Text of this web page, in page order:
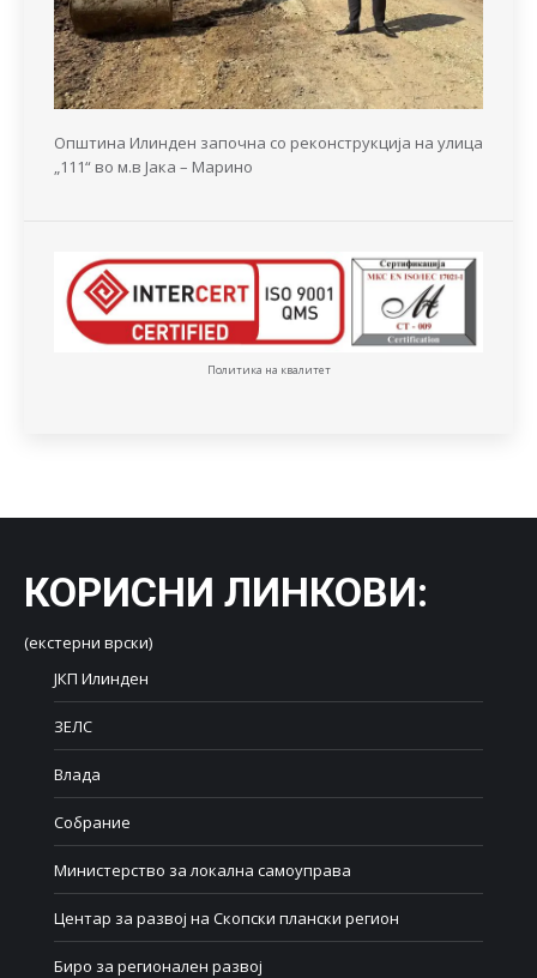
Општина Илинден започна со реконструкција на улица
„111“ во м.в Јака – Марино
Политика на квалитет
КОРИСНИ ЛИНКОВИ:
(екстерни врски)
ЈКП Илинден
ЗЕЛС
Влада
Собрание
Министерство за локална самоуправа
Центар за развој на Скопски плански регион
Биро за регионален развој